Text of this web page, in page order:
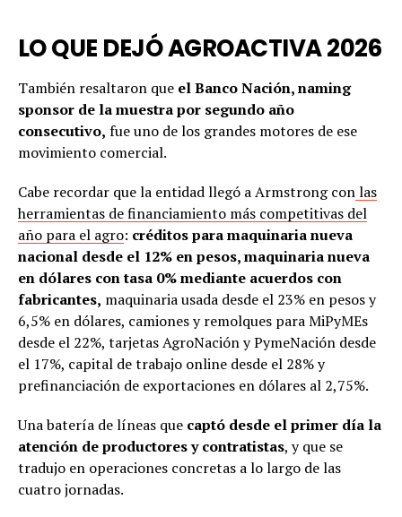
LO QUE DEJÓ AGROACTIVA 2026
También resaltaron que el Banco Nación, naming
sponsor de la muestra por segundo año
consecutivo, fue uno de los grandes motores de ese
movimiento comercial.
Cabe recordar que la entidad llegó a Armstrong conlas
herramientas de financiamiento más competitivas del
año para el agro: créditos para maquinaria nueva
nacional desde el 12% en pesos, maquinaria nueva
en dólares con tasa 0% mediante acuerdos con
fabricantes, maquinaria usada desde el 23% en pesos y
6,5% en dólares, camiones y remolques para MiPyMEs
desde el 22%, tarjetas AgroNación y PymeNación desde
el 17%, capital de trabajo online desde el 28% y
prefinanciación de exportaciones en dólares al 2,75%.
Una batería de líneas que captó desde el primer día la
atención de productores y contratistas, y que se
tradujo en operaciones concretas a lo largo de las
cuatro jornadas.